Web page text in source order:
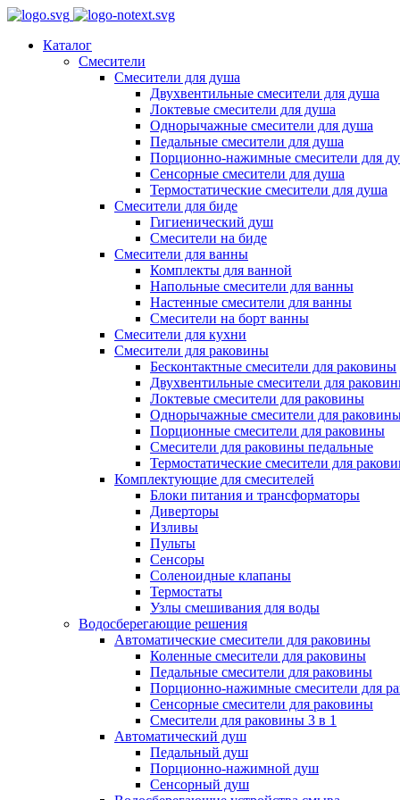
Каталог
Смесители
Смесители для душа
Двухвентильные смесители для душа
Локтевые смесители для душа
Однорычажные смесители для душа
Педальные смесители для душа
Порционно-нажимные смесители для
Сенсорные смесители для душа
Термостатические смесители для душа
Смесители для биде
Гигиенический душ
Смесители на биде
Смесители для ванны
Комплекты для ванной
Напольные смесители для ванны
Настенные смесители для ванны
Смесители на борт ванны
Смесители для кухни
Смесители для раковины
Бесконтактные смесители для раковины
Двухвентильные смесители для
Локтевые смесители для раковины
Однорычажные смесители для
Порционные смесители для раковины
Смесители для раковины педальные
Термостатические смесители для
Комплектующие для смесителей
Блоки питания и трансформаторы
Диверторы
Изливы
Пульты
Сенсоры
Соленоидные клапаны
Термостаты
Узлы смешивания для воды
Водосберегающие решения
Автоматические смесители для раковины
Коленные смесители для раковины
Педальные смесители для раковины
Порционно-нажимные смесители для
Сенсорные смесители для раковины
Смесители для раковины 3 в 1
Автоматический душ
Педальный душ
Порционно-нажимной душ
Сенсорный душ